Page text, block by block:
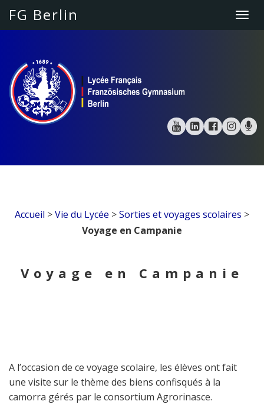
FG Berlin
Accueil >Vie du Lycée >Sorties et voyages scolaires >
Voyage en Campanie
Voyage en Campanie
A l’occasion de ce voyage scolaire, les élèves ont fait
une visite sur le thème des biens confisqués à la
camorra gérés par le consortium Agrorinasce.